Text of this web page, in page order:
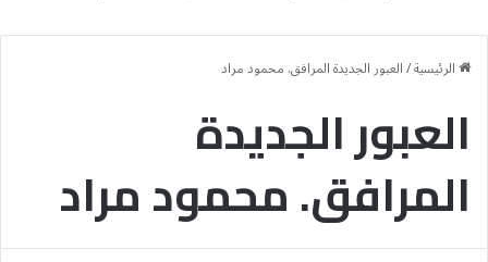
الرئيسية/العبور الجديدة المرافق. محمود مراد
العبور الجديدة
المرافق. محمود مراد